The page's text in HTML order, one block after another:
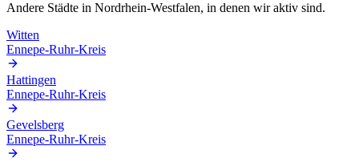
Andere Städte in Nordrhein-Westfalen, in denen wir aktiv sind.
Witten
Ennepe-Ruhr-Kreis
Hattingen
Ennepe-Ruhr-Kreis
Gevelsberg
Ennepe-Ruhr-Kreis